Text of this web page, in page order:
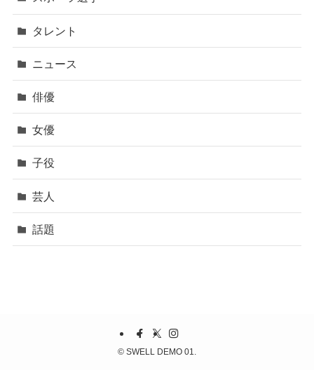
タレント
ニュース
俳優
女優
子役
芸人
話題
© SWELL DEMO 01.